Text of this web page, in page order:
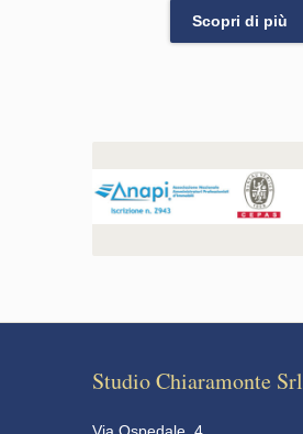
Scopri di più
Studio Chiaramonte Srl